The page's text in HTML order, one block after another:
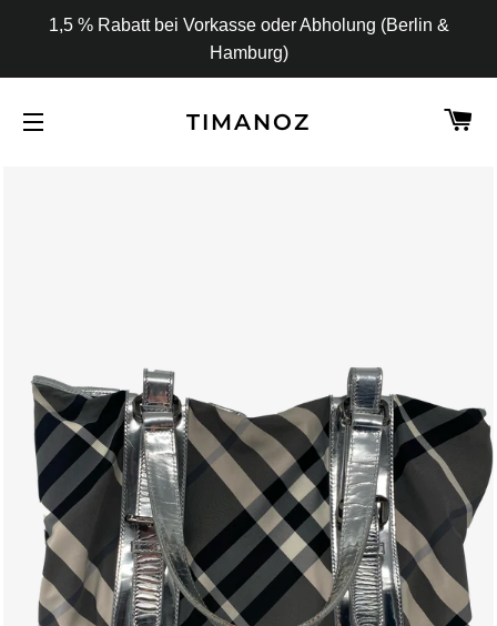
1,5 % Rabatt bei Vorkasse oder Abholung (Berlin &
Hamburg)
TIMANOZ